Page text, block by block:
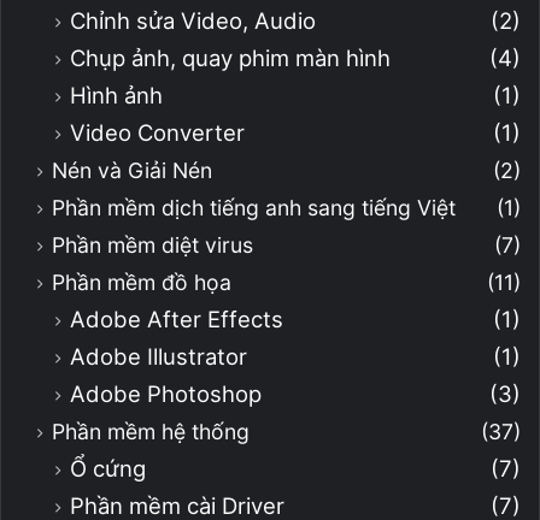
Chỉnh sửa Video, Audio
(2)
Chụp ảnh, quay phim màn hình
(4)
Hình ảnh
(1)
Video Converter
(1)
Nén và Giải Nén
(2)
Phần mềm dịch tiếng anh sang tiếng Việt
(1)
Phần mềm diệt virus
(7)
Phần mềm đồ họa
(11)
Adobe After Effects
(1)
Adobe Illustrator
(1)
Adobe Photoshop
(3)
Phần mềm hệ thống (37)
Ổ cứng
(7)
Phần mềm cài Driver
(7)